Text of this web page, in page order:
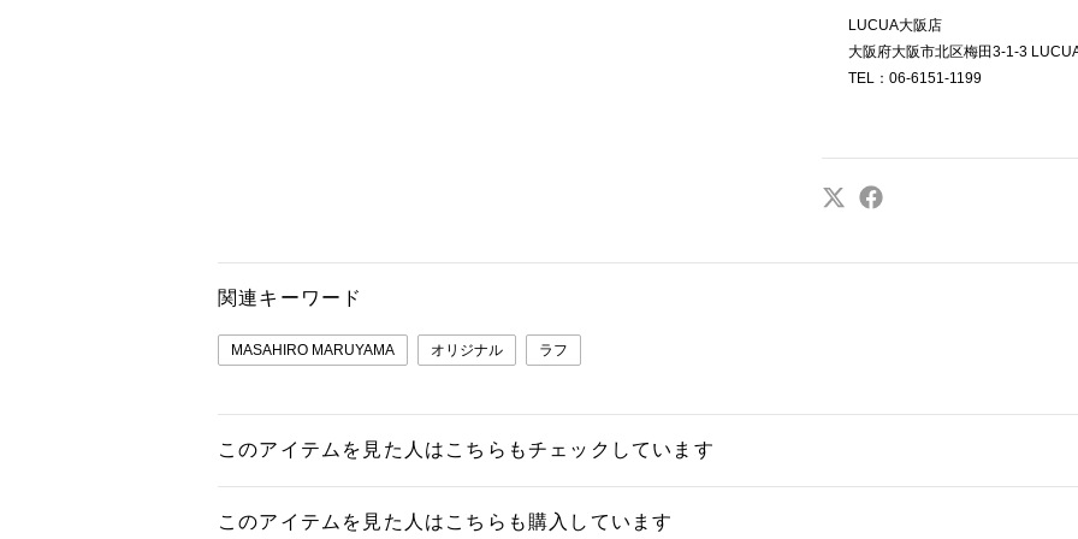
LUCUA大阪店
大阪府大阪市北区梅田3-1-3
TEL：06-6151-1199
関連キーワード
MASAHIRO MARUYAMA オリジナル ラフ
このアイテムを見た人はこちらもチェックしています
このアイテムを見た人はこちらも購入しています